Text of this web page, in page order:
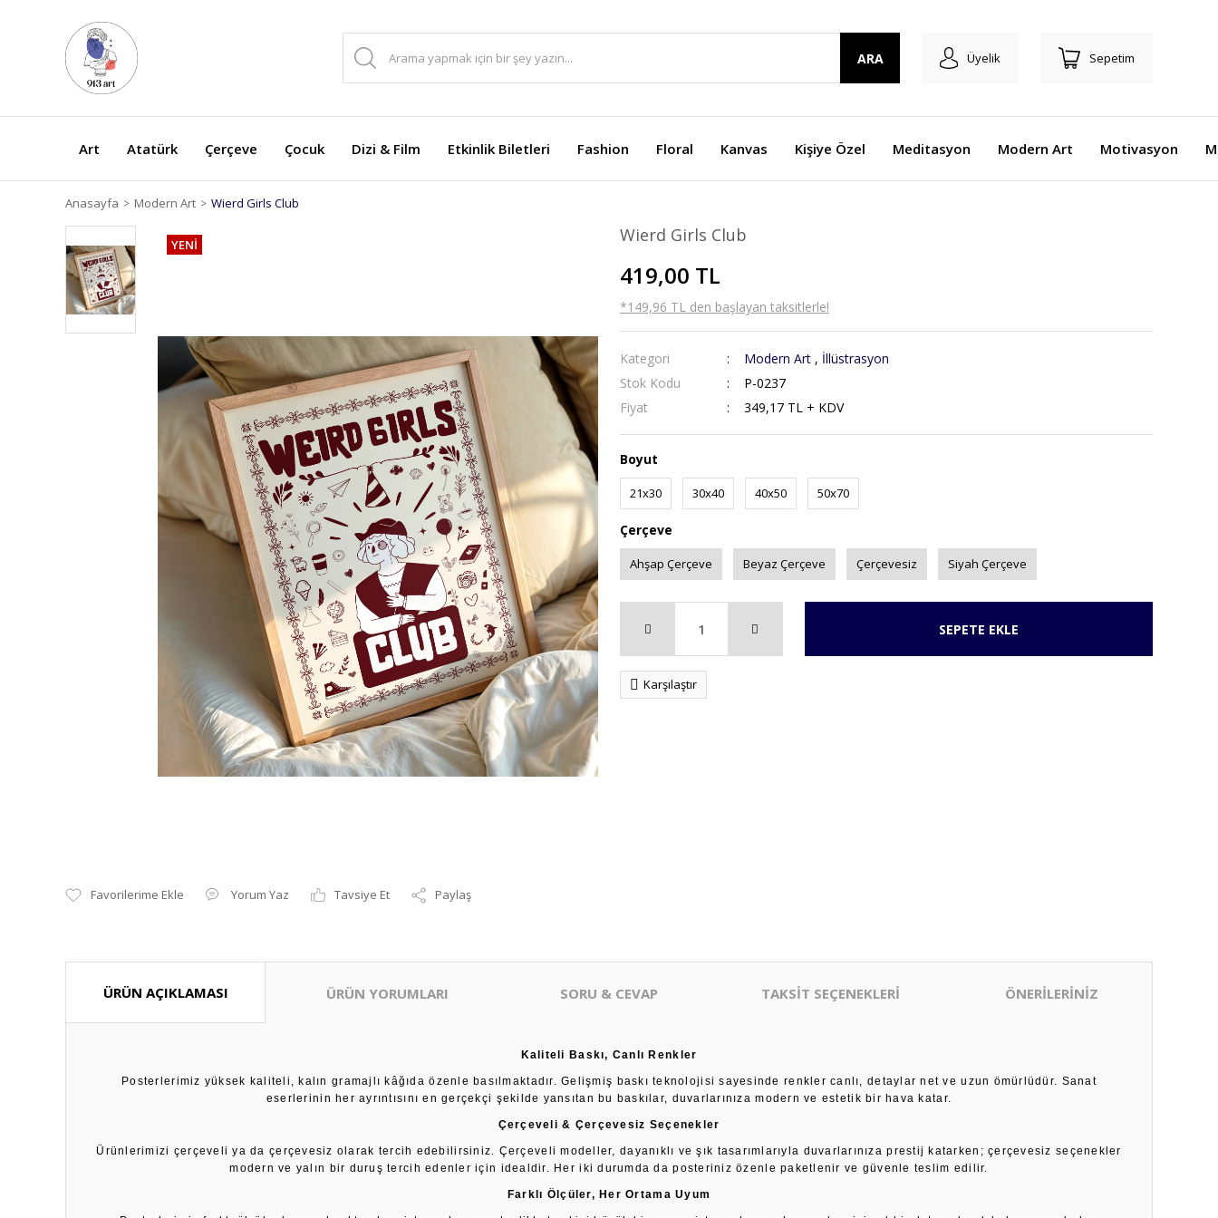
ARA Üyelik Sepetim
Art Atatürk Çerçeve Çocuk Dizi & Film Etkinlik Biletleri Fashion Floral Kanvas Kişiye Özel Meditasyon Modern Art Motivasyon
Anasayfa Modern Art Wierd Girls Club
YENİ
Yorum Yaz Tavsiye Et Paylaş
Wierd Girls Club
419,00 TL
*149,96 TL den başlayan taksitlerle!
Kategori Modern Art , İllüstrasyon
Stok Kodu
P-0237
Fiyat
349,17 TL + KDV
Boyut
21x30 30x40 40x50 50x70
Çerçeve
Ahşap Çerçeve Beyaz Çerçeve Çerçevesiz Siyah Çerçeve
SEPETE EKLE
Karşılaştır
ÜRÜN AÇIKLAMASI ÜRÜN YORUMLARI SORU & CEVAP TAKSİT SEÇENEKLERİ ÖNERİLERİNİZ
Kaliteli Baskı, Canlı Renkler
Posterlerimiz yüksek kaliteli, kalın gramajlı kâğıda özenle basılmaktadır. Gelişmiş baskı teknolojisi sayesinde renkler canlı, detaylar net ve uzun ömürlüdür. Sanat
eserlerinin her ayrıntısını en gerçekçi şekilde yansıtan bu baskılar, duvarlarınıza modern ve estetik bir hava katar.
Çerçeveli & Çerçevesiz Seçenekler
Ürünlerimizi çerçeveli ya da çerçevesiz olarak tercih edebilirsiniz. Çerçeveli modeller, dayanıklı ve şık tasarımlarıyla duvarlarınıza prestij katarken; çerçevesiz seçenekler
modern ve yalın bir duruş tercih edenler için idealdir. Her iki durumda da posteriniz özenle paketlenir ve güvenle teslim edilir.
Farklı Ölçüler, Her Ortama Uyum